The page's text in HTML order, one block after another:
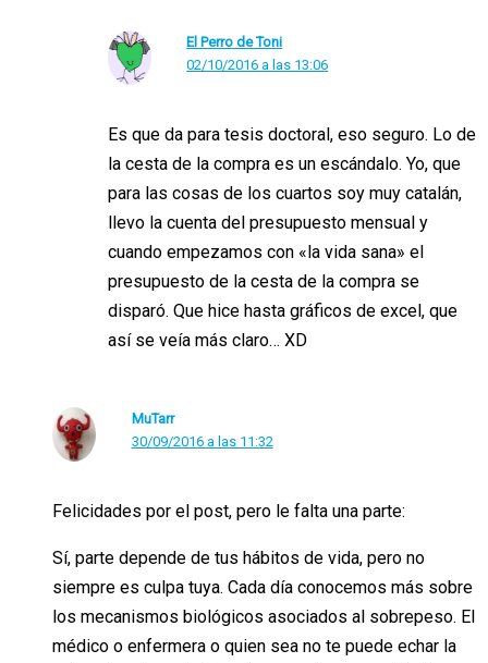
El Perro de Toni
02/10/2016 a las 13:06
Es que da para tesis doctoral, eso seguro. Lo de
la cesta de la compra es un escándalo. Yo, que
para las cosas de los cuartos soy muy catalán,
llevo la cuenta del presupuesto mensual y
cuando empezamos con «la vida sana» el
presupuesto de la cesta de la compra se
disparó. Que hice hasta gráficos de excel, que
así se veía más claro… XD
MuTarr
30/09/2016 a las 11:32
Felicidades por el post, pero le falta una parte:
Sí, parte depende de tus hábitos de vida, pero no
siempre es culpa tuya. Cada día conocemos más sobre
los mecanismos biológicos asociados al sobrepeso. El
médico o enfermera o quien sea no te puede echar la